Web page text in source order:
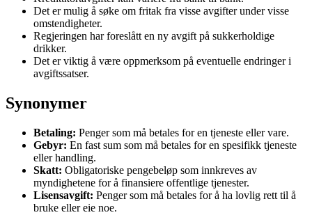
Det er mulig å søke om fritak fra visse avgifter under visse
omstendigheter.
Regjeringen har foreslått en ny avgift på sukkerholdige
drikker.
Det er viktig å være oppmerksom på eventuelle endringer i
avgiftssatser.
Synonymer
Betaling: Penger som må betales for en tjeneste eller vare.
Gebyr: En fast sum som må betales for en spesifikk tjeneste
eller handling.
Skatt: Obligatoriske pengebeløp som innkreves av
myndighetene for å finansiere offentlige tjenester.
Lisensavgift: Penger som må betales for å ha lovlig rett til å
bruke eller eie noe.